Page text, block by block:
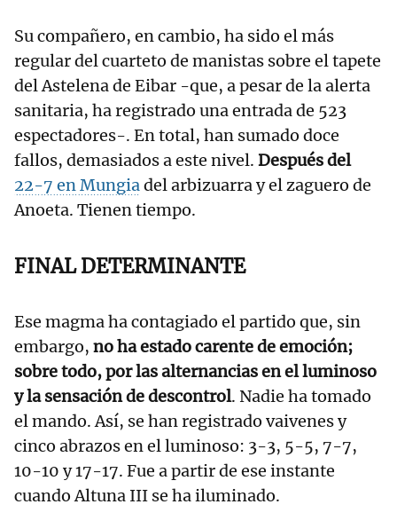
Su compañero, en cambio, ha sido el más
regular del cuarteto de manistas sobre el tapete
del Astelena de Eibar -que, a pesar de la alerta
sanitaria, ha registrado una entrada de 523
espectadores-. En total, han sumado doce
fallos, demasiados a este nivel. Después del
22-7 en Mungiadel arbizuarra y el zaguero de
Anoeta. Tienen tiempo.
FINAL DETERMINANTE
Ese magma ha contagiado el partido que, sin
embargo, no ha estado carente de emoción;
sobre todo, por las alternancias en el luminoso
y la sensación de descontrol. Nadie ha tomado
el mando. Así, se han registrado vaivenes y
cinco abrazos en el luminoso: 3-3, 5-5, 7-7,
10-10 y 17-17. Fue a partir de ese instante
cuando Altuna III se ha iluminado.